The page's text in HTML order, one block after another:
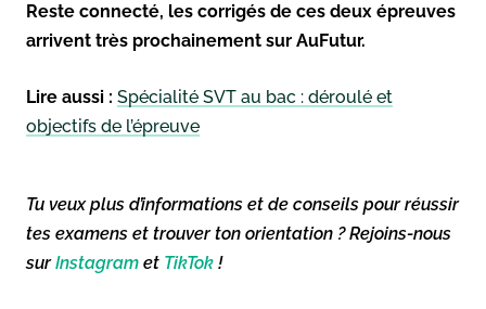
Reste connecté, les corrigés de ces deux épreuves
arrivent très prochainement sur AuFutur.
Lire aussi : Spécialité SVT au bac : déroulé et
objectifs de l’épreuve
Tu veux plus d’informations et de conseils pour réussir
tes examens et trouver ton orientation ? Rejoins-nous
surInstagram et TikTok !